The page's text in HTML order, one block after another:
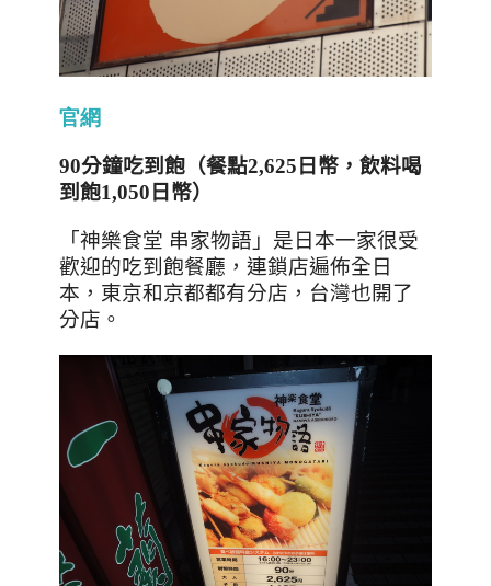
官網
90分鐘吃到飽（餐點2,625日幣，飲料喝
到飽1,050日幣）
「神樂食堂 串家物語」是日本一家很受
歡迎的吃到飽餐廳，連鎖店遍佈全日
本，東京和京都都有分店，台灣也開了
分店。